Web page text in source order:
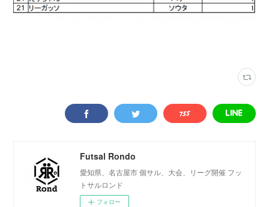
Futsal Rondo
愛知県、名古屋市 個サル、大会、リーグ開催 フッ
トサルロンド
フォロー